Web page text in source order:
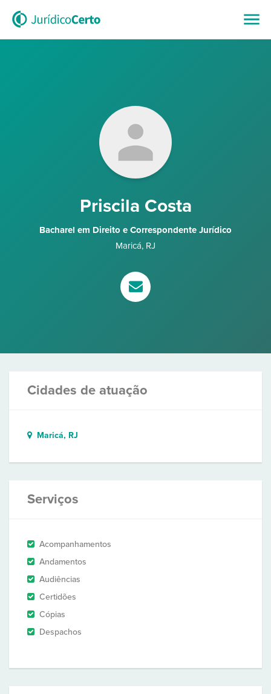
Priscila Costa
Bacharel em Direito e Correspondente Jurídico
Maricá, RJ
Cidades de atuação
Maricá, RJ
Serviços
Acompanhamentos
Andamentos
Audiências
Certidões
Cópias
Despachos